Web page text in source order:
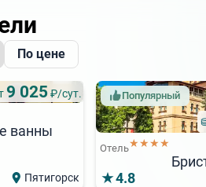
По цене
9 025₽/сут.
ванны
Пятигорск
Популярный
Отель★★★★
4.8